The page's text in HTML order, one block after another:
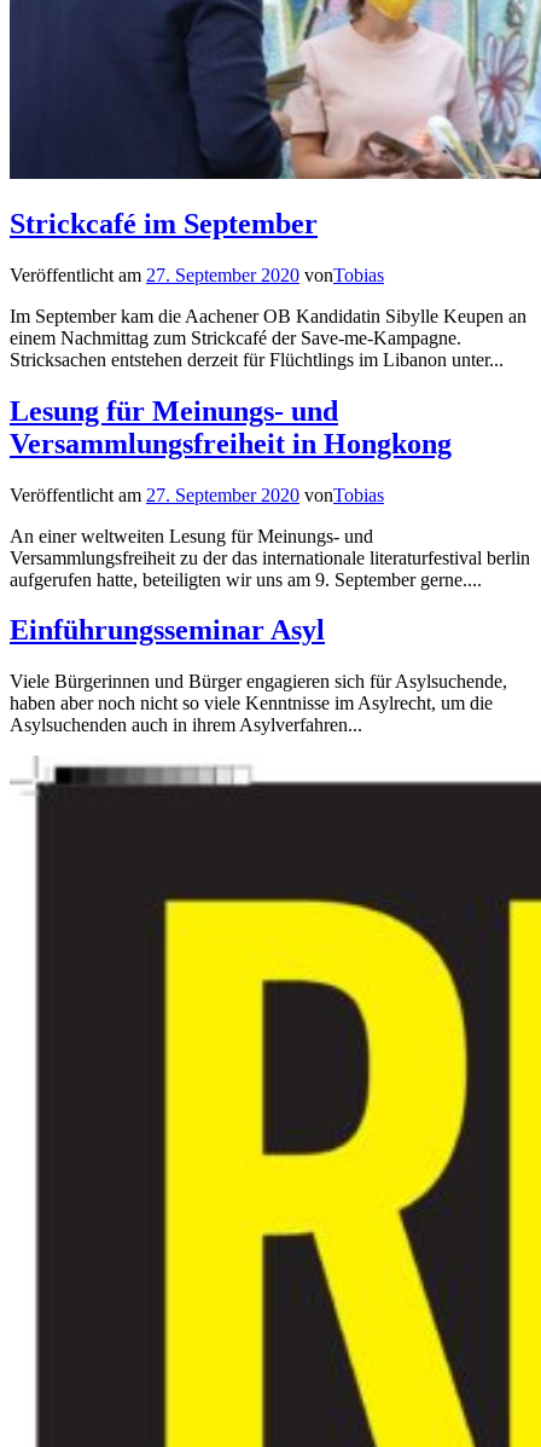
Strickcafé im September
Veröffentlicht am 27. September 2020 vonTobias
Im September kam die Aachener OB Kandidatin Sibylle Keupen an
einem Nachmittag zum Strickcafé der Save-me-Kampagne.
Stricksachen entstehen derzeit für Flüchtlings im Libanon unter...
Lesung für Meinungs- und
Versammlungsfreiheit in Hongkong
Veröffentlicht am 27. September 2020 vonTobias
An einer weltweiten Lesung für Meinungs- und
Versammlungsfreiheit zu der das internationale literaturfestival berlin
aufgerufen hatte, beteiligten wir uns am 9. September gerne....
Einführungsseminar Asyl
Viele Bürgerinnen und Bürger engagieren sich für Asylsuchende,
haben aber noch nicht so viele Kenntnisse im Asylrecht, um die
Asylsuchenden auch in ihrem Asylverfahren...